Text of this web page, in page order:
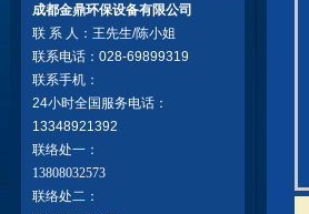
成都金鼎环保设备有限公司
联 系 人：王先生/陈小姐
联系电话：028-69899319
联系手机：
24小时全国服务电话：
13348921392
联络处一：
13808032573
联络处二：